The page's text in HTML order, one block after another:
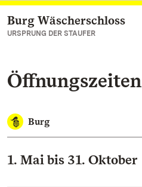
Zum Hauptinhalt springen
Burg Wäscherschloss
URSPRUNG DER STAUFER
Öffnungszeiten
Burg
1. Mai bis 31. Oktober